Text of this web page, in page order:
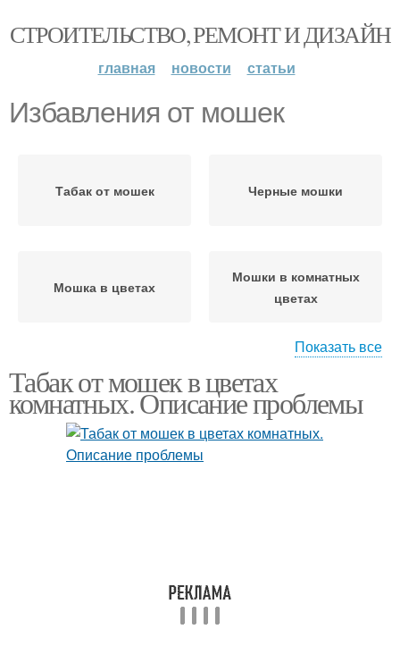
СТРОИТЕЛЬСТВО, РЕМОНТ И ДИЗАЙН
главная новости статьи
Избавления от мошек
Табак от мошек Черные мошки
Мошка в цветах
Мошки в комнатных
цветах
Цветочная мошка Мошка в квартире
Показать все
Табак от мошек в цветах
комнатных. Описание проблемы